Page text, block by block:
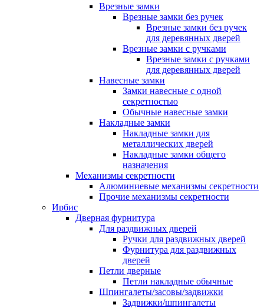
Врезные замки
Врезные замки без ручек
Врезные замки без ручек
для деревянных дверей
Врезные замки с ручками
Врезные замки с ручками
для деревянных дверей
Навесные замки
Замки навесные с одной
секретностью
Обычные навесные замки
Накладные замки
Накладные замки для
металлических дверей
Накладные замки общего
назначения
Механизмы секретности
Алюминиевые механизмы секретности
Прочие механизмы секретности
Ирбис
Дверная фурнитура
Для раздвижных дверей
Ручки для раздвижных дверей
Фурнитура для раздвижных
дверей
Петли дверные
Петли накладные обычные
Шпингалеты/засовы/задвижки
Задвижки/шпингалеты